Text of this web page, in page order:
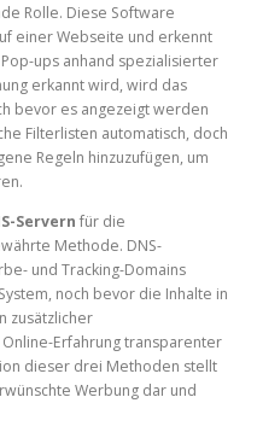
Rolle. Diese Software
einer Webseite und erkennt
ups anhand spezialisierter
erkannt wird, wird das
bevor es angezeigt werden
Filterlisten automatisch, doch
Regeln hinzuzufügen, um
Servern für die
Methode. DNS-
und Tracking-Domains
noch bevor die Inhalte in
zusätzlicher
Erfahrung transparenter
dieser drei Methoden stellt
Werbung dar und